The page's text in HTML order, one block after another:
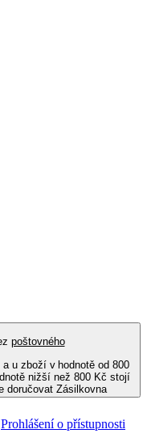
poštovného
u zboží v hodnotě od 800
nižší než 800 Kč stojí
doručovat Zásilkovna
Prohlášení o přístupnosti